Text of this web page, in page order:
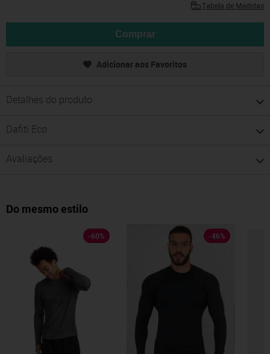
Tabela de Medidas
Comprar
Adicionar aos Favoritos
Detalhes do produto
Dafiti Eco
Avaliações
Do mesmo estilo
-60% -46%